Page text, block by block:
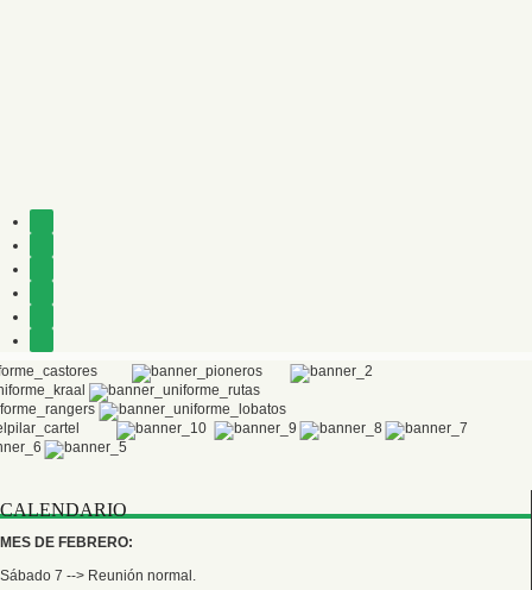
CALENDARIO
MES DE FEBRERO:
Sábado 7 --> Reunión normal.